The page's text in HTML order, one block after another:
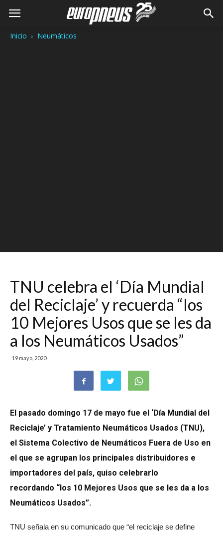
Inicio Neumáticos
TNU celebra el ‘Día Mundial
del Reciclaje’ y recuerda “los
10 Mejores Usos que se les da
a los Neumáticos Usados”
19 mayo, 2020
El pasado domingo 17 de mayo fue el ‘Día Mundial del
Reciclaje’ y Tratamiento Neumáticos Usados (TNU),
el Sistema Colectivo de Neumáticos Fuera de Uso en
el que se agrupan los principales distribuidores e
importadores del país, quiso celebrarlo
recordando “los 10 Mejores Usos que se les da a los
Neumáticos Usados”.
TNU señala en su comunicado que “el reciclaje se define